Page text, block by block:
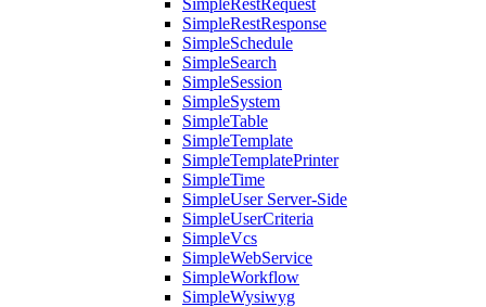
SimpleRestRequest
SimpleRestResponse
SimpleSchedule
SimpleSearch
SimpleSession
SimpleSystem
SimpleTable
SimpleTemplate
SimpleTemplatePrinter
SimpleTime
SimpleUser Server-Side
SimpleUserCriteria
SimpleVcs
SimpleWebService
SimpleWorkflow
SimpleWysiwyg